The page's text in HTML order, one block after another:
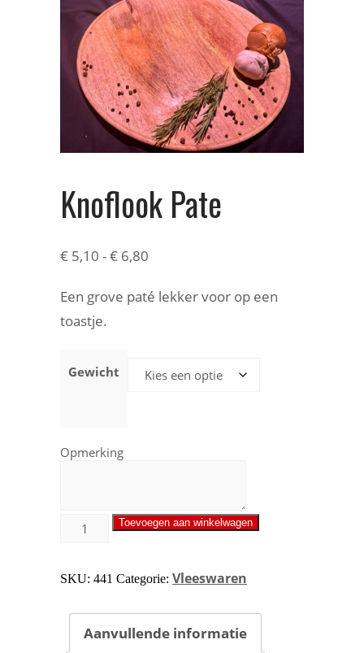
Knoflook Pate
€ 5,10 -€ 6,80
Een grove paté lekker voor op een
toastje.
Gewicht
Opmerking
Toevoegen aan winkelwagen
SKU: 441 Categorie: Vleeswaren
Aanvullende informatie